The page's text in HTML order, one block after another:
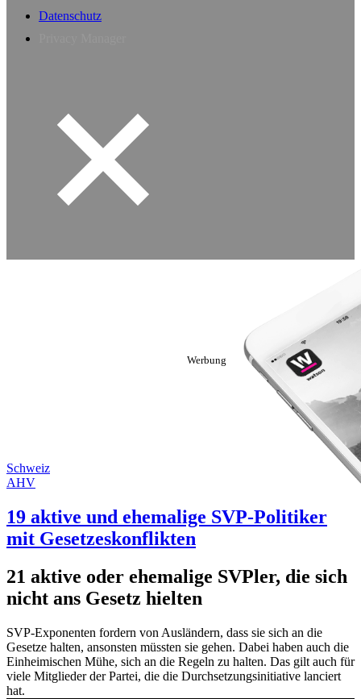
Datenschutz
Schweiz
AHV
19 aktive und ehemalige SVP-Politiker
mit Gesetzeskonflikten
21 aktive oder ehemalige SVPler, die sich
nicht ans Gesetz hielten
SVP-Exponenten fordern von Ausländern, dass sie sich an die
Gesetze halten, ansonsten müssten sie gehen. Dabei haben auch die
Einheimischen Mühe, sich an die Regeln zu halten. Das gilt auch für
viele Mitglieder der Partei, die die Durchsetzungsinitiative lanciert
hat.